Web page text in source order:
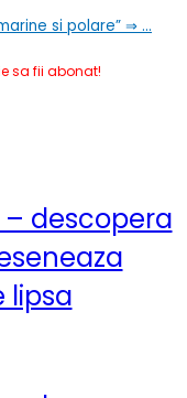
si polare” ⇒ …
sa fii abonat!
descopera
lipsa